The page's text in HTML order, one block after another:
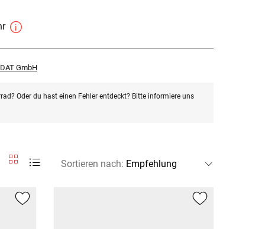
GmbH
Oder du hast einen Fehler entdeckt? Bitte informiere uns
Sortieren nach: